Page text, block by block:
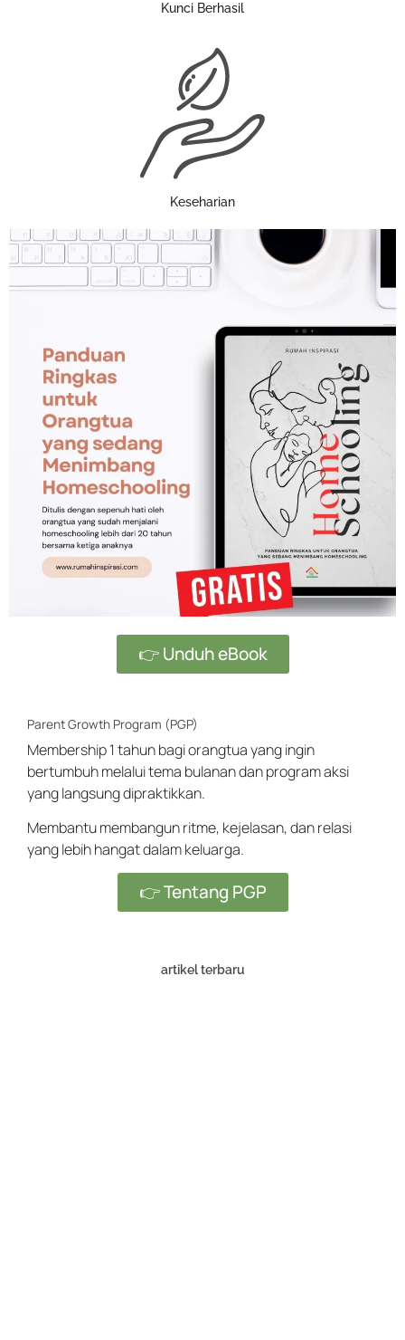
Kunci Berhasil
Keseharian
👉 Unduh eBook
Parent Growth Program (PGP)
Membership 1 tahun bagi orangtua yang ingin
bertumbuh melalui tema bulanan dan program aksi
yang langsung dipraktikkan.
Membantu membangun ritme, kejelasan, dan relasi
yang lebih hangat dalam keluarga.
👉 Tentang PGP
artikel terbaru